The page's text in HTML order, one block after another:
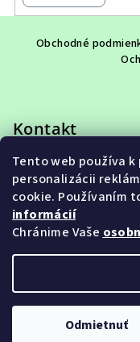
Tento web používa
personalizácii
cookie. Používaním
informácií
Chránime Vaše
Odmietnuť
i
Obchodné
Kontakt
eshop@adet.sk
+421 948 953 910